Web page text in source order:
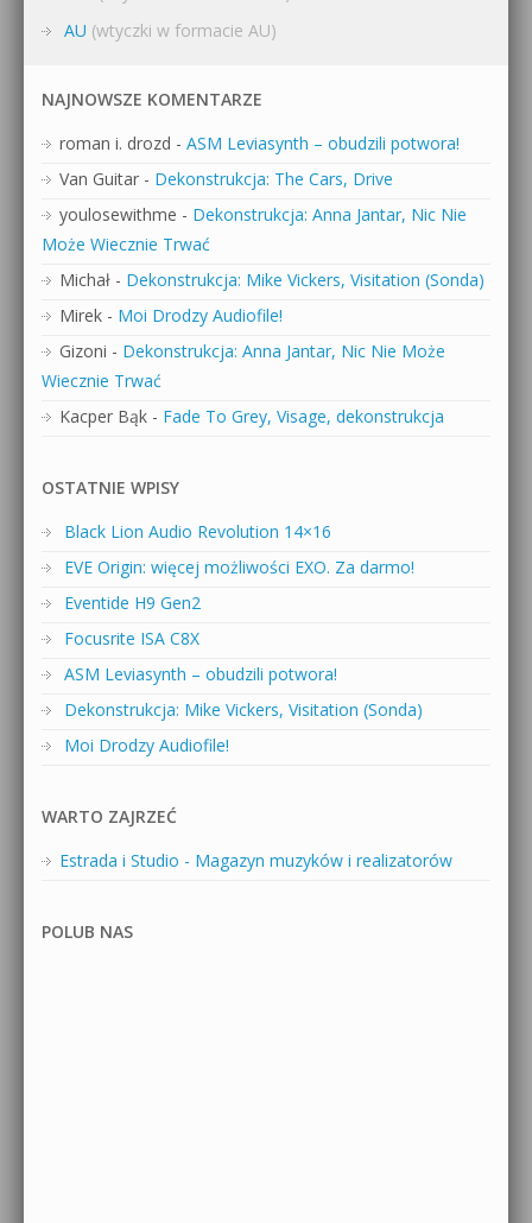
AU (wtyczki w formacie AU)
NAJNOWSZE KOMENTARZE
roman i. drozd - ASM Leviasynth – obudzili potwora!
Van Guitar - Dekonstrukcja: The Cars, Drive
youlosewithme - Dekonstrukcja: Anna Jantar, Nic Nie
Może Wiecznie Trwać
Michał - Dekonstrukcja: Mike Vickers, Visitation (Sonda)
Mirek - Moi Drodzy Audiofile!
Gizoni - Dekonstrukcja: Anna Jantar, Nic Nie Może
Wiecznie Trwać
Kacper Bąk - Fade To Grey, Visage, dekonstrukcja
OSTATNIE WPISY
Black Lion Audio Revolution 14×16
EVE Origin: więcej możliwości EXO. Za darmo!
Eventide H9 Gen2
Focusrite ISA C8X
ASM Leviasynth – obudzili potwora!
Dekonstrukcja: Mike Vickers, Visitation (Sonda)
Moi Drodzy Audiofile!
WARTO ZAJRZEĆ
Estrada i Studio - Magazyn muzyków i realizatorów
POLUB NAS